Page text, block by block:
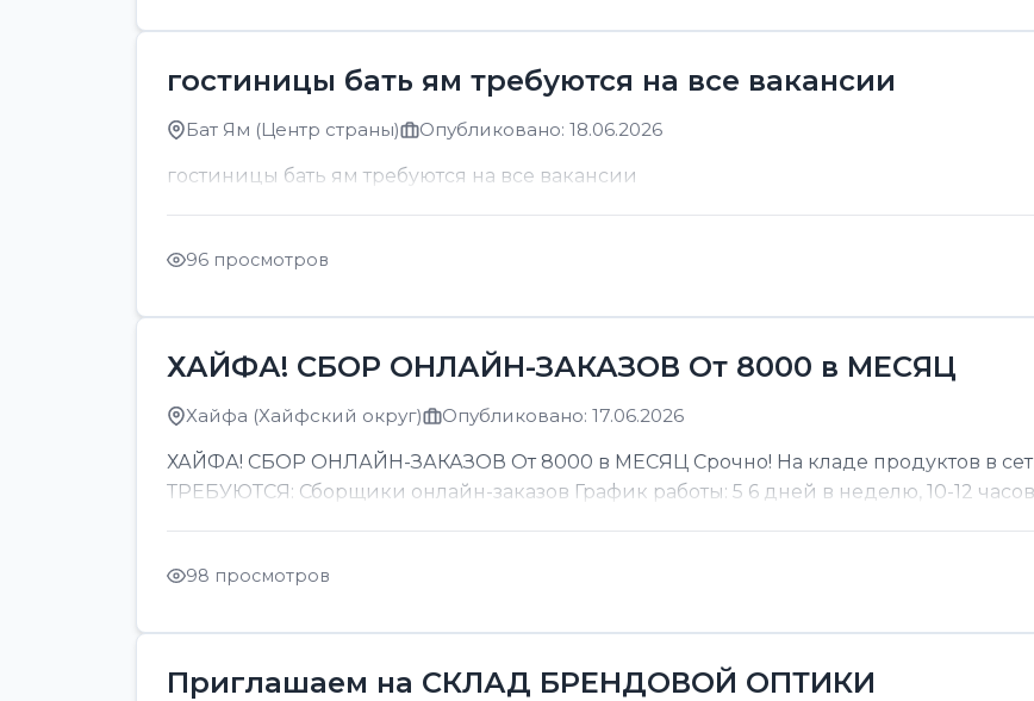
гостиницы бать ям требуются на все вакансии
Бат Ям (Центр страны) Опубликовано: 18.06.2026
гостиницы бать ям требуются на все вакансии
96 просмотров
ХАЙФА! СБОР ОНЛАЙН-ЗАКАЗОВ От 8000 в МЕСЯЦ
Хайфа (Хайфский округ) Опубликовано: 17.06.2026
ХАЙФА! СБОР ОНЛАЙН-ЗАКАЗОВ От 8000 в МЕСЯЦ Срочно! На кладе продуктов в
ТРЕБУЮТСЯ: Сборщики онлайн-заказов График работы: 5 6 дней в неделю, 10-12
98 просмотров
Приглашаем на СКЛАД БРЕНДОВОЙ ОПТИКИ